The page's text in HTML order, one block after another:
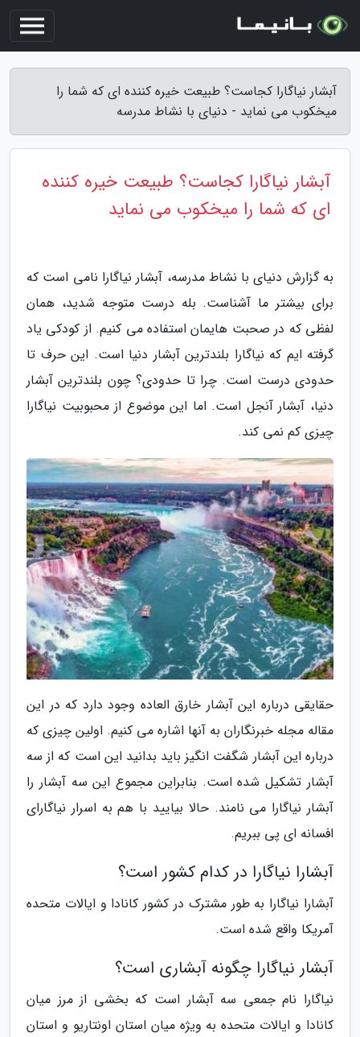
آبشار نیاگارا کجاست؟ طبیعت خیره کننده ای که شما را
میخکوب می نماید - دنیای با نشاط مدرسه
آبشار نیاگارا کجاست؟ طبیعت خیره کننده
ای که شما را میخکوب می نماید
به گزارش دنیای با نشاط مدرسه، آبشار نیاگارا نامی است که
برای بیشتر ما آشناست. بله درست متوجه شدید، همان
لفظی که در صحبت هایمان استفاده می کنیم. از کودکی یاد
گرفته ایم که نیاگارا بلندترین آبشار دنیا است. این حرف تا
حدودی درست است. چرا تا حدودی؟ چون بلندترین آبشار
دنیا، آبشار آنجل است. اما این موضوع از محبوبیت نیاگارا
چیزی کم نمی کند.
حقایقی درباره این آبشار خارق العاده وجود دارد که در این
مقاله مجله خبرنگاران به آنها اشاره می کنیم. اولین چیزی که
درباره این آبشار شگفت انگیز باید بدانید این است که از سه
آبشار تشکیل شده است. بنابراین مجموع این سه آبشار را
آبشار نیاگارا می نامند. حالا بیایید با هم به اسرار نیاگارای
افسانه ای پی ببریم.
آبشارا نیاگارا در کدام کشور است؟
آبشارا نیاگارا به طور مشترک در کشور کانادا و ایالات متحده
آمریکا واقع شده است.
آبشار نیاگارا چگونه آبشاری است؟
نیاگارا نام جمعی سه آبشار است که بخشی از مرز میان
کانادا و ایالات متحده به ویژه میان استان اونتاریو و استان